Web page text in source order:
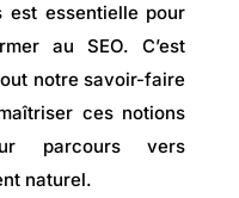
est essentielle pour
au SEO. C’est
notre savoir-faire
ces notions
parcours vers
naturel.